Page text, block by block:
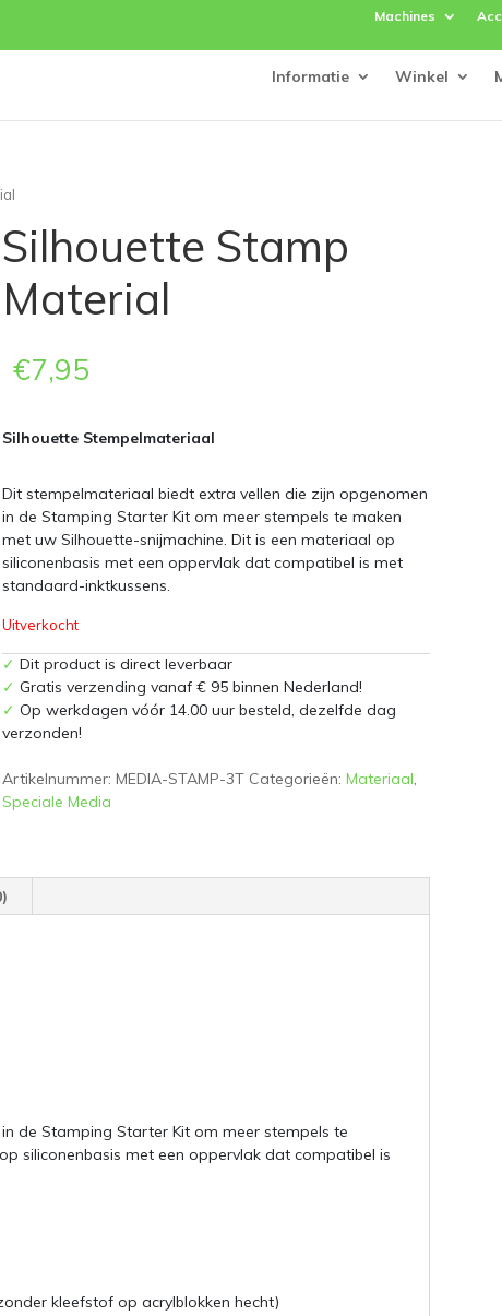
Machines
Informatie Winkel
Silhouette Stamp
Material
€7,95
Silhouette Stempelmateriaal
Dit stempelmateriaal biedt extra vellen die zijn opgenomen
in de Stamping Starter Kit om meer stempels te maken
met uw Silhouette-snijmachine. Dit is een materiaal op
siliconenbasis met een oppervlak dat compatibel is met
standaard-inktkussens.
Uitverkocht
✓ Dit product is direct leverbaar
✓ Gratis verzending vanaf € 95 binnen Nederland!
✓ Op werkdagen vóór 14.00 uur besteld, dezelfde dag
verzonden!
Artikelnummer: MEDIA-STAMP-3T Categorieën: Materiaal,
Speciale Media
de Stamping Starter Kit om meer stempels te
siliconenbasis met een oppervlak dat compatibel is
kleefstof op acrylblokken hecht)